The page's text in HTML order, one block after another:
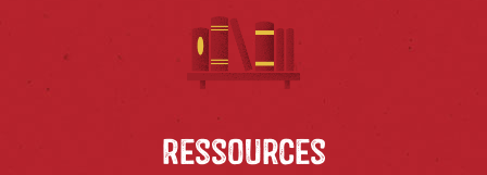
Ressources